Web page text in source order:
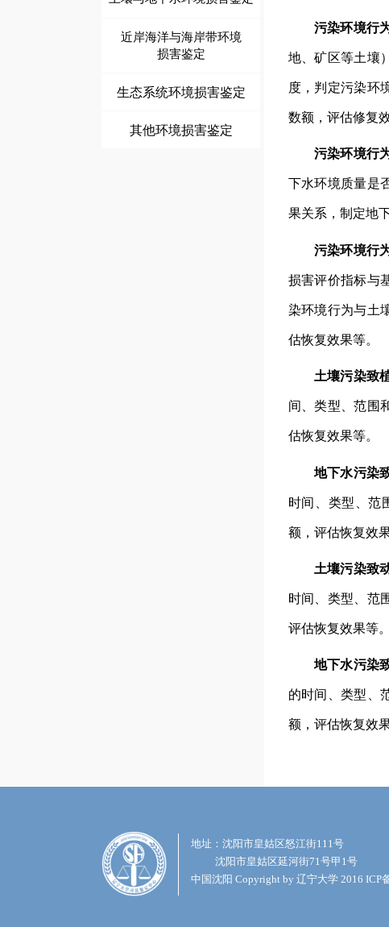
近岸海洋与海岸带环境
损害鉴定
生态系统环境损害鉴定
其他环境损害鉴定
污染环境行
地、矿区等土壤
度，判定污染环
数额，评估修复
污染环境行
下水环境质量是
果关系，制定地
污染环境行
损害评价指标与
染环境行为与土
估恢复效果等。
土壤污染致
间、类型、范围
估恢复效果等。
地下水污染
时间、类型、范
额，评估恢复效果
土壤污染致
时间、类型、范
评估恢复效果等。
地下水污染
的时间、类型、
额，评估恢复效果
地址：沈阳市皇姑区怒江街111号
沈阳市皇姑区延河街71号甲1号
中国沈阳 Copyright by 辽宁大学 2016 ICP